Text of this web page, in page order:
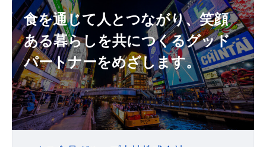
食を通じて人とつながり、笑顔
ある暮らしを共につくるグッド
パートナーをめざします。